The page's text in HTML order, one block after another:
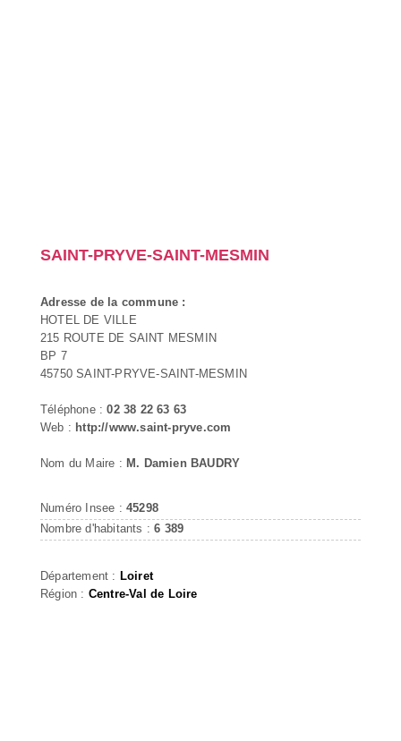
SAINT-PRYVE-SAINT-MESMIN
Adresse de la commune :
HOTEL DE VILLE
215 ROUTE DE SAINT MESMIN
BP 7
45750 SAINT-PRYVE-SAINT-MESMIN
Téléphone :02 38 22 63 63
Web : http://www.saint-pryve.com
Nom du Maire : M. Damien BAUDRY
Numéro Insee : 45298
Nombre d'habitants :6 389
Département : Loiret
Région : Centre-Val de Loire